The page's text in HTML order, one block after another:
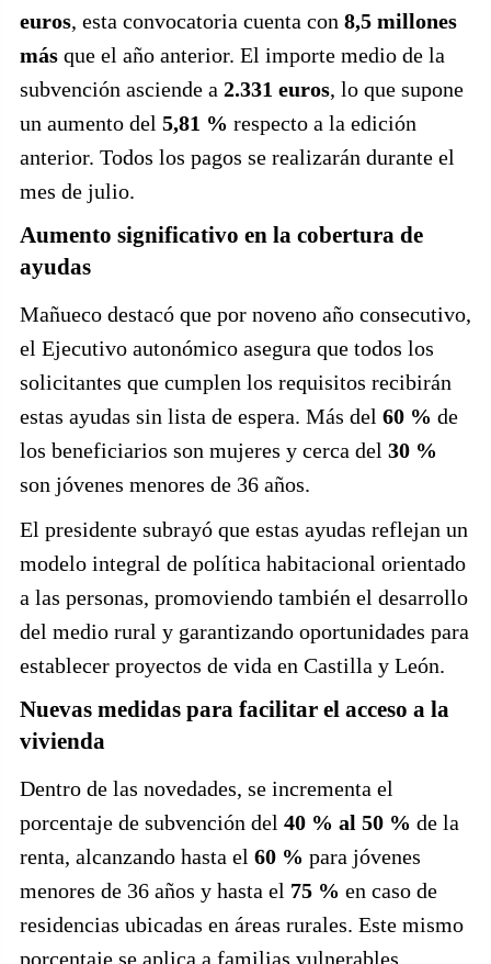
euros, esta convocatoria cuenta con 8,5 millones
más que el año anterior. El importe medio de la
subvención asciende a 2.331 euros, lo que supone
un aumento del 5,81 % respecto a la edición
anterior. Todos los pagos se realizarán durante el
mes de julio.
Aumento significativo en la cobertura de
ayudas
Mañueco destacó que por noveno año consecutivo,
el Ejecutivo autonómico asegura que todos los
solicitantes que cumplen los requisitos recibirán
estas ayudas sin lista de espera. Más del 60 % de
los beneficiarios son mujeres y cerca del 30 %
son jóvenes menores de 36 años.
El presidente subrayó que estas ayudas reflejan un
modelo integral de política habitacional orientado
a las personas, promoviendo también el desarrollo
del medio rural y garantizando oportunidades para
establecer proyectos de vida en Castilla y León.
Nuevas medidas para facilitar el acceso a la
vivienda
Dentro de las novedades, se incrementa el
porcentaje de subvención del 40 % al 50 % de la
renta, alcanzando hasta el 60 % para jóvenes
menores de 36 años y hasta el 75 % en caso de
residencias ubicadas en áreas rurales. Este mismo
porcentaje se aplica a familias vulnerables